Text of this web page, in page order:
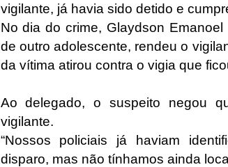
vigilante, já havia sido detido e
No dia do crime, Glaydson
de outro adolescente, rendeu o
da vítima atirou contra o vigia que
Ao delegado, o suspeito negou
vigilante.
“Nossos policiais já haviam
disparo, mas não tínhamos ainda